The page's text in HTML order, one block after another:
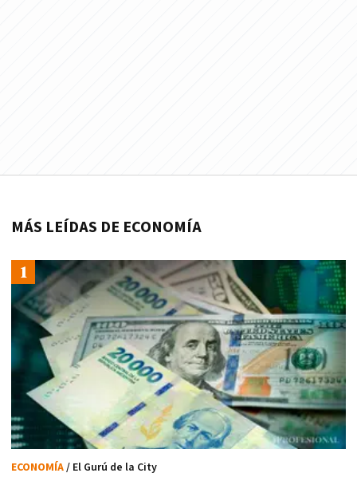
MÁS LEÍDAS DE ECONOMÍA
ECONOMÍA/ El Gurú de la City